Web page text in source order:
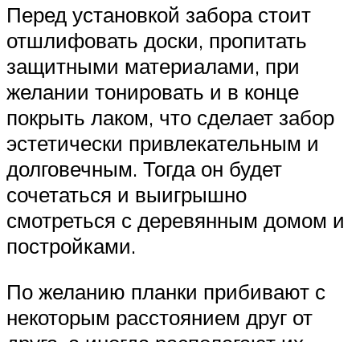
Перед установкой забора стоит
отшлифовать доски, пропитать
защитными материалами, при
желании тонировать и в конце
покрыть лаком, что сделает забор
эстетически привлекательным и
долговечным. Тогда он будет
сочетаться и выигрышно
смотреться с деревянным домом и
постройками.
По желанию планки прибивают с
некоторым расстоянием друг от